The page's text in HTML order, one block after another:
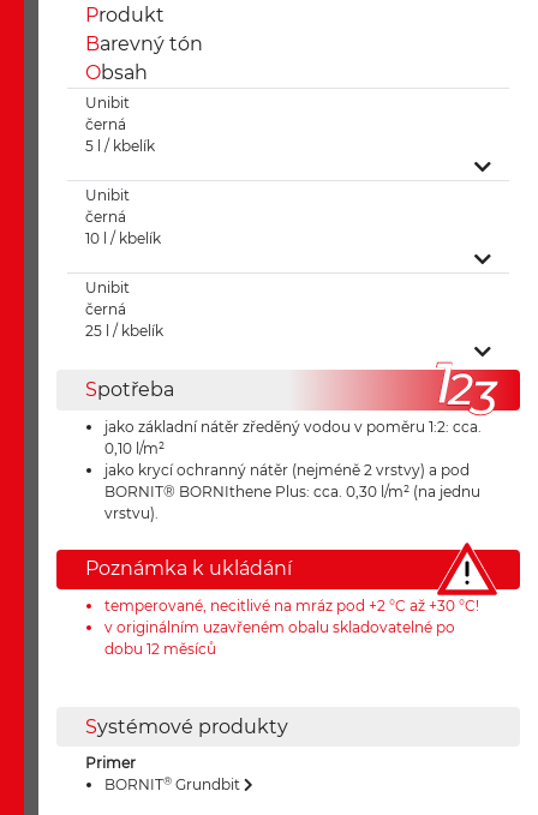
Produkt
Barevný tón
Obsah
Unibit
černá
5 l / kbelík
Unibit
černá
10 l / kbelík
Unibit
černá
25 l / kbelík
Spotřeba
jako základní nátěr zředěný vodou v poměru 1:2: cca.
0,10 l/m²
jako krycí ochranný nátěr (nejméně 2 vrstvy) a pod
BORNIT® BORNIthene Plus: cca. 0,30 l/m² (na jednu
vrstvu).
Poznámka k ukládání
temperované, necitlivé na mráz pod +2 °C až +30 °C!
v originálním uzavřeném obalu skladovatelné po
dobu 12 měsíců
Systémové produkty
Primer
BORNIT® Grundbit